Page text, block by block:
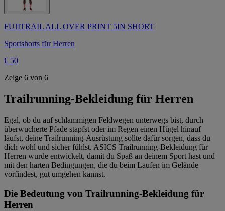
FUJITRAIL ALL OVER PRINT 5IN SHORT
Sportshorts für Herren
€ 50
Zeige 6 von 6
Trailrunning-Bekleidung für Herren
Egal, ob du auf schlammigen Feldwegen unterwegs bist, durch
überwucherte Pfade stapfst oder im Regen einen Hügel hinauf
läufst, deine Trailrunning-Ausrüstung sollte dafür sorgen, dass du
dich wohl und sicher fühlst. ASICS Trailrunning-Bekleidung für
Herren wurde entwickelt, damit du Spaß an deinem Sport hast und
mit den harten Bedingungen, die du beim Laufen im Gelände
vorfindest, gut umgehen kannst.
Die Bedeutung von Trailrunning-Bekleidung für
Herren